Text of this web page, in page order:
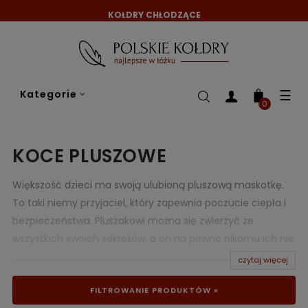
KOŁDRY CHŁODZĄCE
Kategorie ☰
0
KOCE PLUSZOWE
Większość dzieci ma swoją ulubioną pluszową maskotkę.
To taki niemy przyjaciel, który zapewnia poczucie ciepła i
bezpieczeństwa. Pluszakowi można się zwierzyć ze
zdradzi. Wieczorem utuli, a w nocy pomoże się uspokoić,
jeśli dziecko obudzi zły sen. Jest także pocieszaczem, który
zdaje egzamin zawsze, gdy maluch tęskni lub jest mu
czytaj więcej
FILTROWANIE PRODUKTÓW »